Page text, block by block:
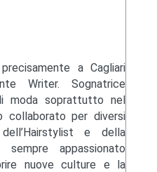
a Cagliari
Writer. Sognatrice
moda soprattutto nel
collaborato per diversi
e della
appassionato
nuove culture e la